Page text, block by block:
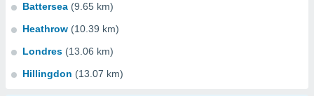
Battersea (9.65 km)
Heathrow (10.39 km)
Londres (13.06 km)
Hillingdon (13.07 km)